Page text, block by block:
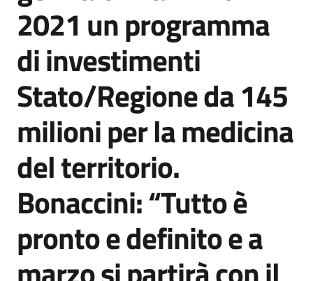
2021 un programma
di investimenti
Stato/Regione da 145
milioni per la medicina
del territorio.
Bonaccini: “Tutto è
pronto e definito e a